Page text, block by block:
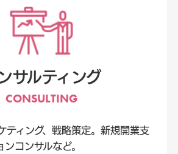
サルティング
CONSULTING
ティング、戦略策定。新規開業支
コンサルなど。